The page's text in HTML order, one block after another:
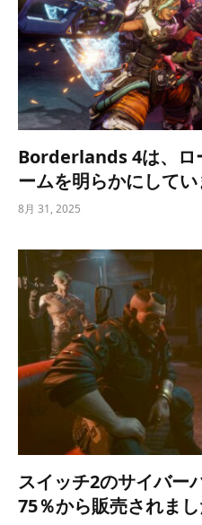
Borderlands 4は、ロ
ームを明らかにして
8月 31, 2025
スイッチ2のサイバー
75％から販売されま